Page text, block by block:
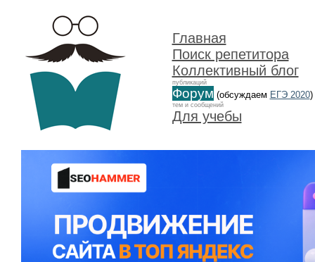
Главная
Поиск репетитора
Коллективный блог
публикаций
Форум (обсуждаем ЕГЭ 2020)
тем и сообщений
Для учебы